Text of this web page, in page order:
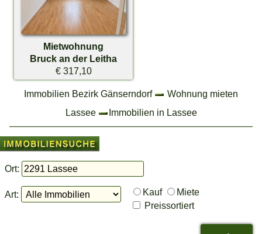
Mietwohnung
Bruck an der Leitha
€ 317,10
Immobilien Bezirk Gänserndorf
Wohnung mieten
Lassee
Immobilien in Lassee
Ort:
Art: Kauf
Miete
Preissortiert